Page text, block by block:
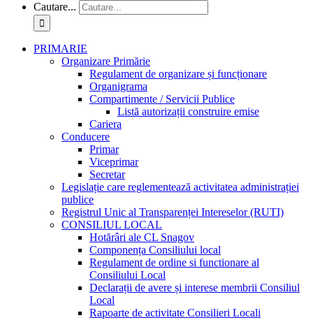
Cautare...
PRIMARIE
Organizare Primărie
Regulament de organizare și funcționare
Organigrama
Compartimente / Servicii Publice
Listă autorizații construire emise
Cariera
Conducere
Primar
Viceprimar
Secretar
Legislație care reglementează activitatea administrației
publice
Registrul Unic al Transparenței Intereselor (RUTI)
CONSILIUL LOCAL
Hotărâri ale CL Snagov
Componența Consiliului local
Regulament de ordine si functionare al
Consiliului Local
Declarații de avere și interese membrii Consiliul
Local
Rapoarte de activitate Consilieri Locali